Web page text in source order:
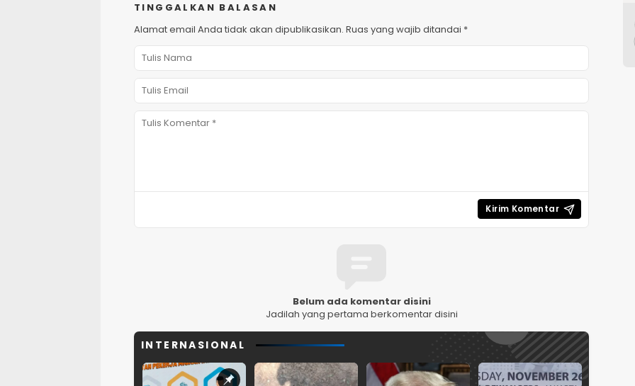
TINGGALKAN BALASAN
Alamat email Anda tidak akan dipublikasikan. Ruas yang wajib ditandai *
Belum ada komentar disini
Jadilah yang pertama berkomentar disini
INTERNASIONAL